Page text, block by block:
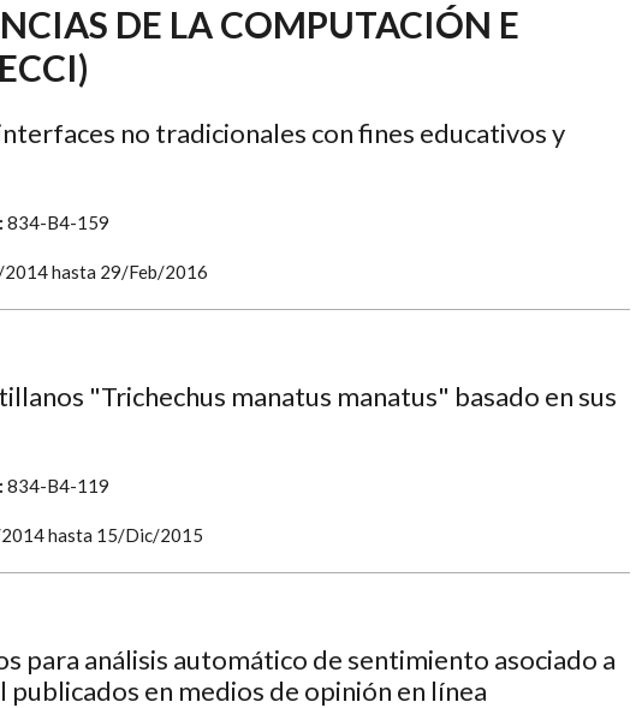
DE LA COMPUTACIÓN E
no tradicionales con fines educativos y
834-B4-159
hasta 29/Feb/2016
"Trichechus manatus manatus" basado en sus
834-B4-119
hasta 15/Dic/2015
para análisis automático de sentimiento asociado a
en medios de opinión en línea